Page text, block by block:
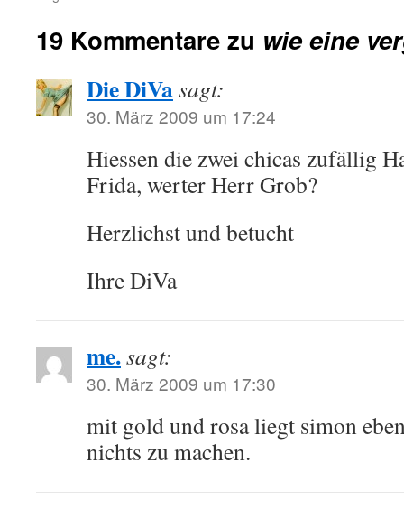
19 Kommentare zu wie eine
Die DiVasagt:
30. März 2009 um 17:24
Hiessen die zwei chicas zufällig
Frida, werter Herr Grob?
Herzlichst und betucht
Ihre DiVa
me.sagt:
30. März 2009 um 17:30
mit gold und rosa liegt simon
nichts zu machen.